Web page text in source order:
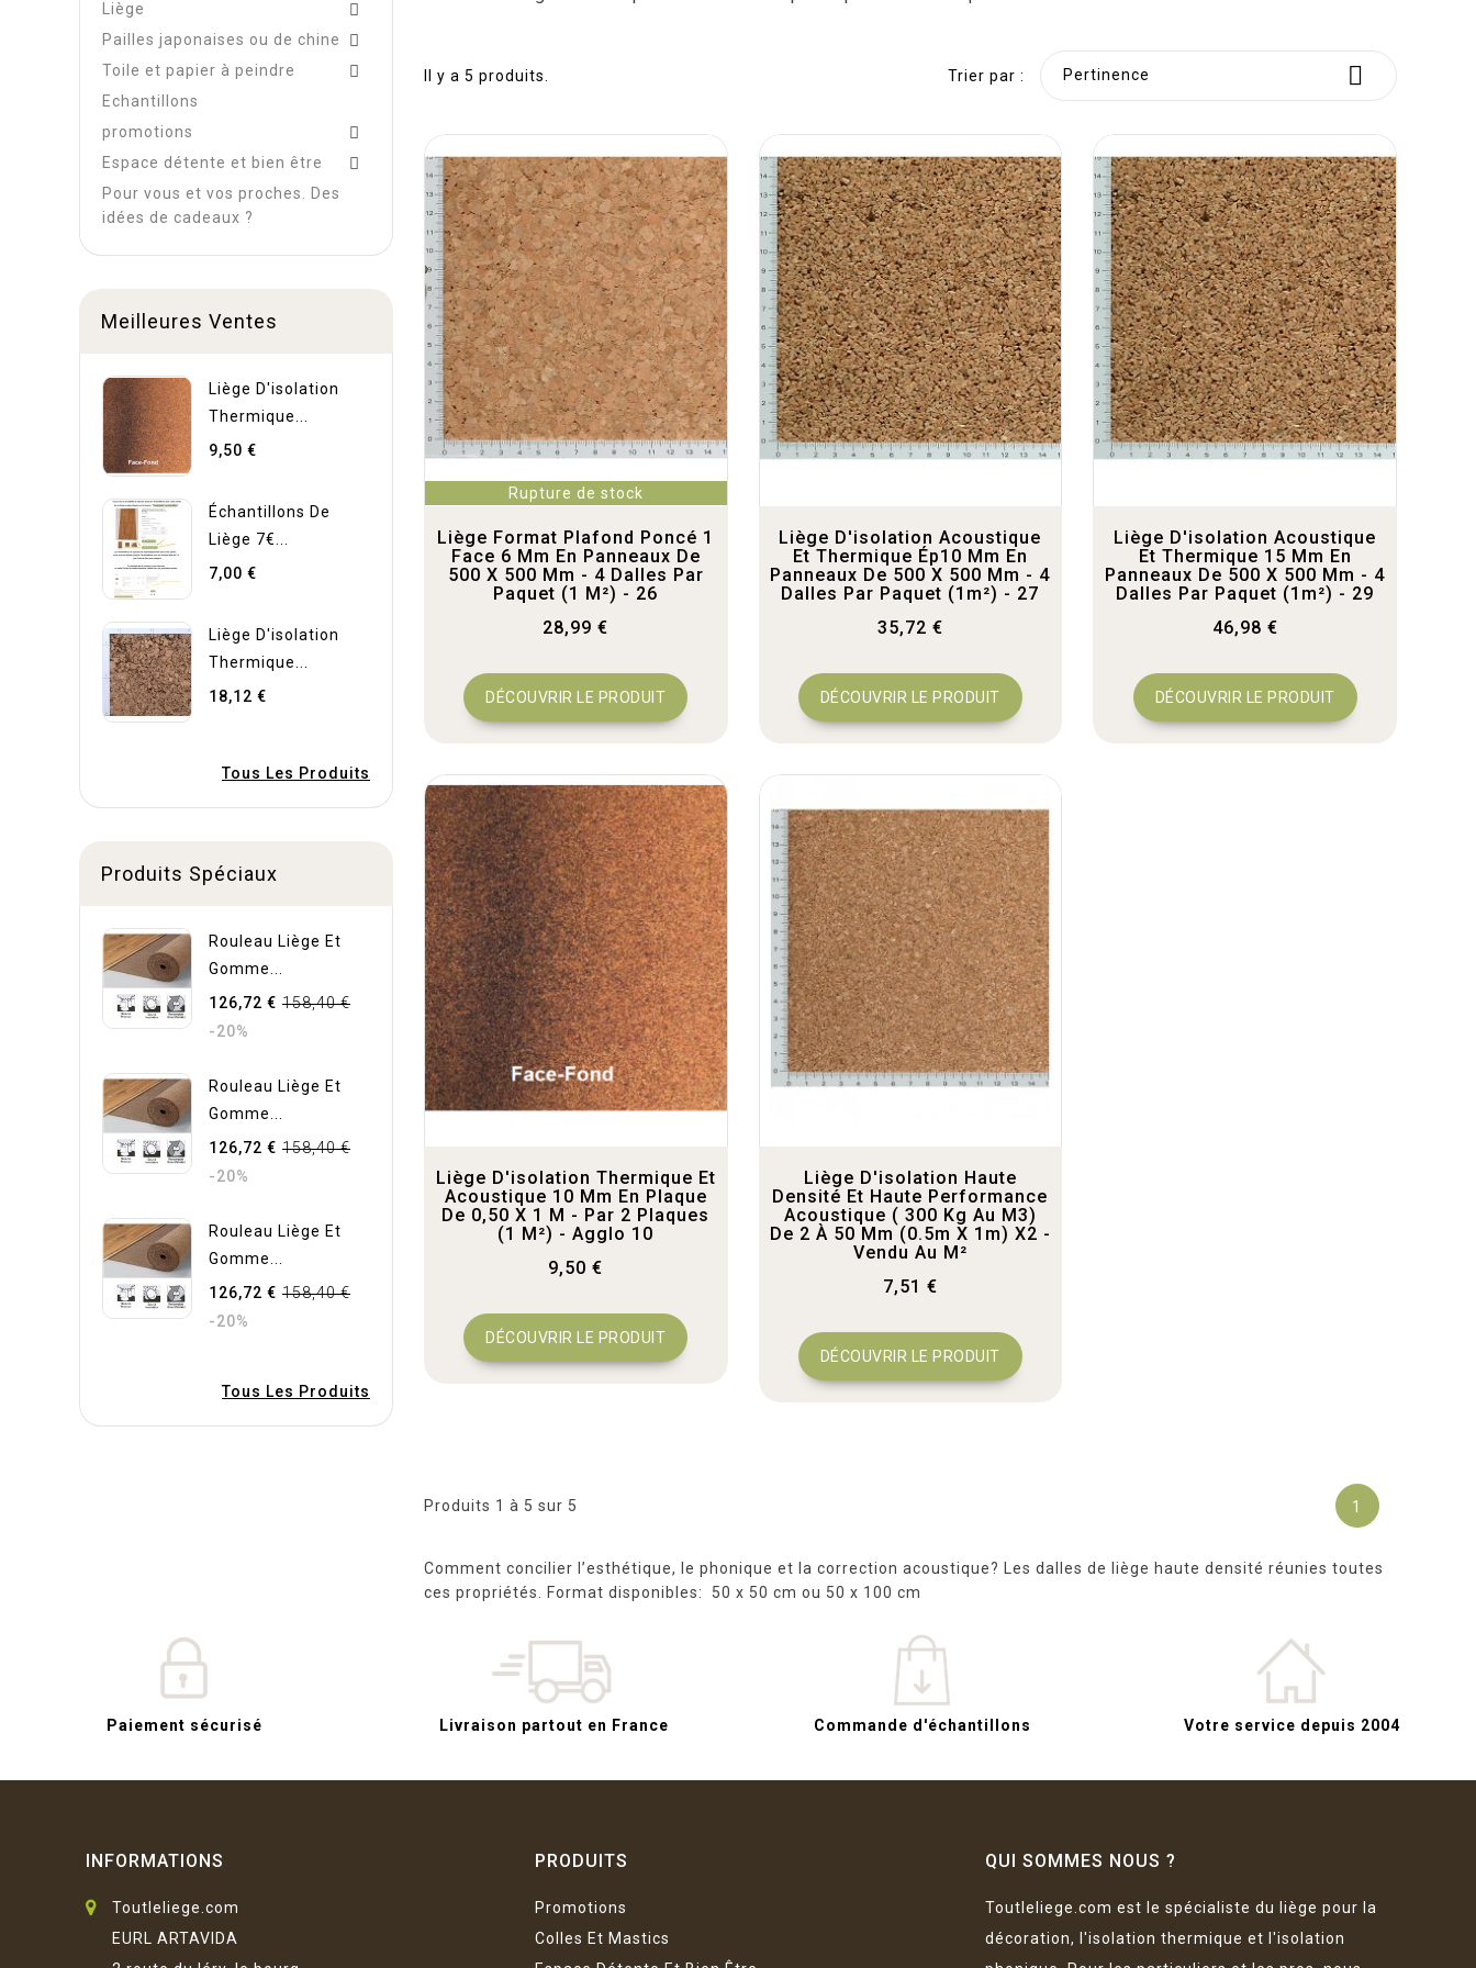
Liège

Pailles japonaises ou de chine

Toile et papier à peindre

Echantillons
promotions

Espace détente et bien être

Pour vous et vos proches. Des
idées de cadeaux ?
Meilleures Ventes
Liège D'isolation
Thermique...
9,50 €
Échantillons De
Liège 7€...
7,00 €
Liège D'isolation
Thermique...
18,12 €
Tous Les Produits
Produits Spéciaux
Rouleau Liège Et
Gomme...
126,72 € 158,40 €
-20%
Rouleau Liège Et
Gomme...
126,72 € 158,40 €
-20%
Rouleau Liège Et
Gomme...
126,72 € 158,40 €
-20%
Tous Les Produits
Il y a 5 produits. Trier par : Pertinence 
Rupture de stock
Liège Format Plafond Poncé 1
Face 6 Mm En Panneaux De
500 X 500 Mm - 4 Dalles Par
Paquet (1 M²) - 26
28,99 €
DÉCOUVRIR LE PRODUIT
Liège D'isolation Acoustique
Et Thermique Ép10 Mm En
Panneaux De 500 X 500 Mm - 4
Dalles Par Paquet (1m²) - 27
35,72 €
DÉCOUVRIR LE PRODUIT
Liège D'isolation Acoustique
Et Thermique 15 Mm En
Panneaux De 500 X 500 Mm - 4
Dalles Par Paquet (1m²) - 29
46,98 €
DÉCOUVRIR LE PRODUIT
Liège D'isolation Thermique Et
Acoustique 10 Mm En Plaque
De 0,50 X 1 M - Par 2 Plaques
(1 M²) - Agglo 10
9,50 €
DÉCOUVRIR LE PRODUIT
Liège D'isolation Haute
Densité Et Haute Performance
Acoustique ( 300 Kg Au M3)
De 2 À 50 Mm (0.5m X 1m) X2 -
Vendu Au M²
7,51 €
DÉCOUVRIR LE PRODUIT
Produits 1 à 5 sur 5 1
Comment concilier l’esthétique, le phonique et la correction acoustique? Les dalles de liège haute densité réunies toutes
ces propriétés. Format disponibles: 50 x 50 cm ou 50 x 100 cm
Paiement sécurisé Livraison partout en France Commande d'échantillons Votre service depuis 2004
INFORMATIONS
Toutleliege.com
EURL ARTAVIDA
PRODUITS
Promotions
Colles Et Mastics
QUI SOMMES NOUS ?
Toutleliege.com est le spécialiste du liège pour la
décoration, l'isolation thermique et l'isolation